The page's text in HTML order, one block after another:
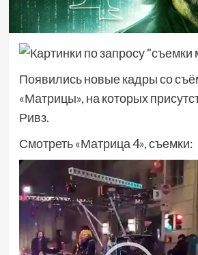
Появились новые кадры со
«Матрицы», на которых
Ривз.
Смотреть «Матрица 4», съемки:
Видеоплеер